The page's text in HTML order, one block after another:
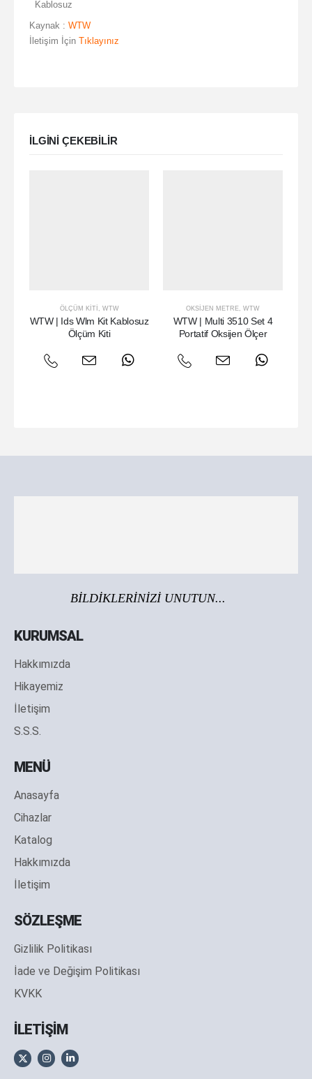
Kablosuz
Kaynak : WTW
İletişim İçin Tıklayınız
ILGINI ÇEKEBILIR
ÖLÇÜM KITI , WTW
WTW | Ids Wlm Kit Kablosuz
Ölçüm Kiti
OKSIJEN METRE, WTW
WTW | Multi 3510 Set 4
Portatif Oksijen Ölçer
BİLDİKLERİNİZİ UNUTUN...
KURUMSAL
Hakkımızda
Hikayemiz
İletişim
S.S.S.
MENÜ
Anasayfa
Cihazlar
Katalog
Hakkımızda
İletişim
SÖZLEŞME
Gizlilik Politikası
İade ve Değişim Politikası
KVKK
İLETİŞİM